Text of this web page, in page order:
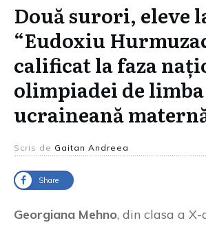
Două surori, eleve
“Eudoxiu
calificat la faza
olimpiadei de limba
ucraineană
Scris de Gaitan Andreea
Share
Georgiana Mehno, din clasa a X-